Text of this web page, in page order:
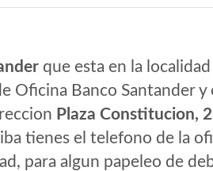
que esta en la
Oficina Banco Santander y
Plaza Constitucion,
tienes el telefono de la
para algun papeleo de